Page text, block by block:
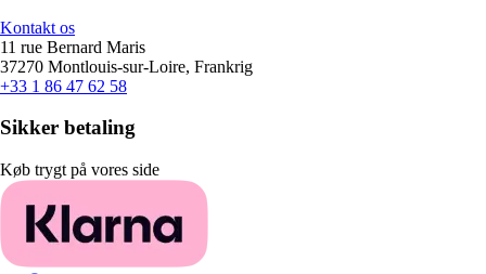
Kontakt os
11 rue Bernard Maris
37270 Montlouis-sur-Loire, Frankrig
+33 1 86 47 62 58
Sikker betaling
Køb trygt på vores side